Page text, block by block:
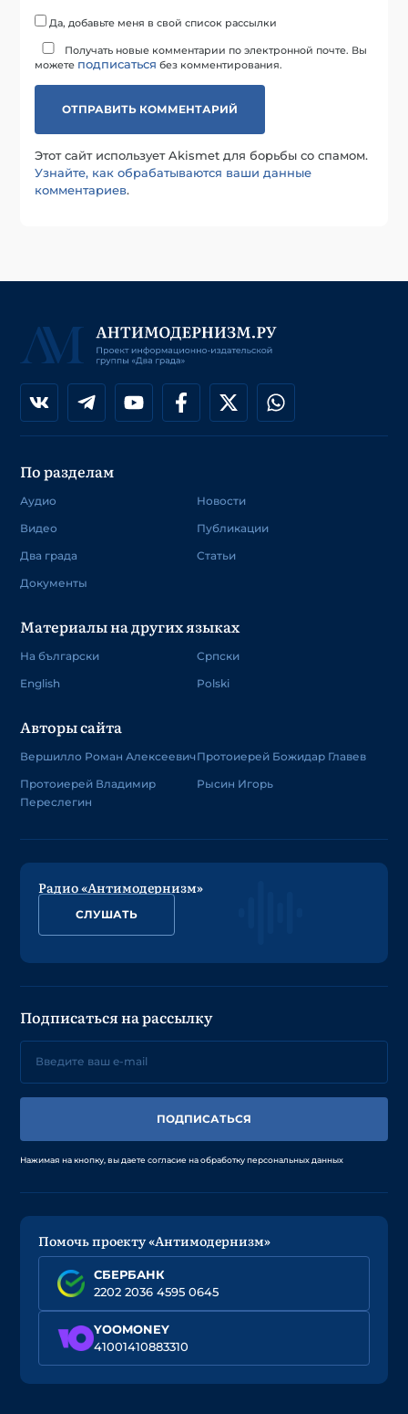
Да, добавьте меня в свой список рассылки
Получать новые комментарии по электронной почте. Вы
можете подписаться без комментирования.
Этот сайт использует Akismet для борьбы со спамом.
Узнайте, как обрабатываются ваши данные
комментариев.
По разделам
Аудио
Видео
Два града
Документы
Новости
Публикации
Статьи
Материалы на других языках
На български
English
Српски
Polski
Авторы сайта
Вершилло Роман Алексеевич
Протоиерей Владимир
Переслегин
Протоиерей Божидар Главев
Рысин Игорь
Радио «Антимодернизм»
СЛУШАТЬ
Подписаться на рассылку
ПОДПИСАТЬСЯ
Нажимая на кнопку, вы даете согласие на обработку персональных данных
Помочь проекту «Антимодернизм»
СБЕРБАНК
2202 2036 4595 0645
YOOMONEY
41001410883310